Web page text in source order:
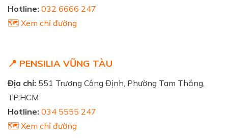
Hotline: 032 6666 247
🗺️ Xem chỉ đường
📍 PENSILIA VŨNG TÀU
Địa chỉ: 551 Trương Công Định, Phường Tam Thắng,
TP.HCM
Hotline: 034 5555 247
🗺️ Xem chỉ đường